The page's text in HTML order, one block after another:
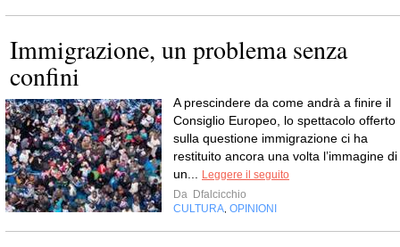
Immigrazione, un problema senza
confini
A prescindere da come andrà a finire il
Consiglio Europeo, lo spettacolo offerto
sulla questione immigrazione ci ha
restituito ancora una volta l’immagine di
un...
Leggere il seguito
Da Dfalcicchio
CULTURA OPINIONI